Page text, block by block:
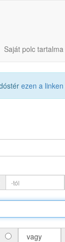
Saját polc tartalma
ezen a linken
vagy